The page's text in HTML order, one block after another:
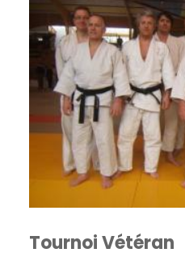
Tournoi Vétéran